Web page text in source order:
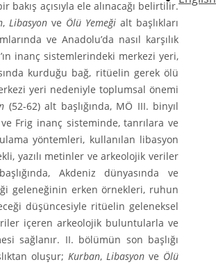
açısıyla ele alınacağı belirtilir.
, Libasyonve Ölü Yemeğialt başlıkları
ve Anadolu’da nasıl karşılık
inanç sistemlerindeki merkezi yeri,
kurduğu bağ, ritüe­lin gerek ölü
yeri nedeniyle toplumsal önemi
(52-62) alt başlığında, MÖ III. binyıl
Frig inanç sisteminde, tanrılara ve
yöntemleri, kullanılan libasyon
yazılı metinler ve arkeolojik veriler
Akdeniz dünyasında ve
gelene­ğinin erken örnekleri, ruhun
düşüncesiyle ritüelin geleneksel
içeren arkeolojik buluntularla ve
sağlanır. II. bölümün son başlığı
oluşur; Kurban, Libasyon ve Ölü